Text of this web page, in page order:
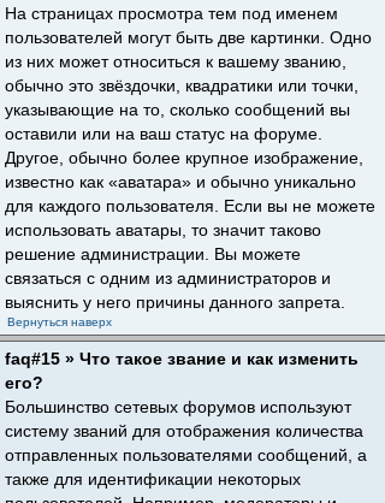
На страницах просмотра тем под именем
пользователей могут быть две картинки. Одно
из них может относиться к вашему званию,
обычно это звёздочки, квадратики или точки,
указывающие на то, сколько сообщений вы
оставили или на ваш статус на форуме.
Другое, обычно более крупное изображение,
известно как «аватара» и обычно уникально
для каждого пользователя. Если вы не можете
использовать аватары, то значит таково
решение администрации. Вы можете
связаться с одним из администраторов и
выяснить у него причины данного запрета.
Вернуться наверх
faq#15 » Что такое звание и как изменить
его?
Большинство сетевых форумов используют
систему званий для отображения количества
отправленных пользователями сообщений, а
также для идентификации некоторых